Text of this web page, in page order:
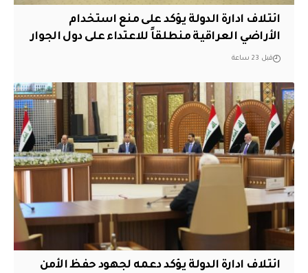
ائتلاف ادارة الدولة يؤكد على منع استخدام
الأراضي العراقية منطلقاً للاعتداء على دول الجوار
قبل 23 ساعة
ائتلاف ادارة الدولة يؤكد دعمه لجهود حفظ الأمن